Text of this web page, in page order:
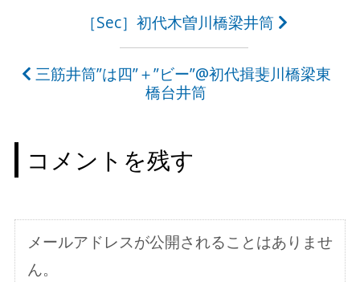
ナ
ゲ
ー
ョ
ン
［Sec］初代木曽川橋梁井筒
三筋井筒”は四”＋”ビー”@初代揖斐川橋梁東
橋台井筒
コメントを残す
メールアドレスが公開されることはありませ
ん。